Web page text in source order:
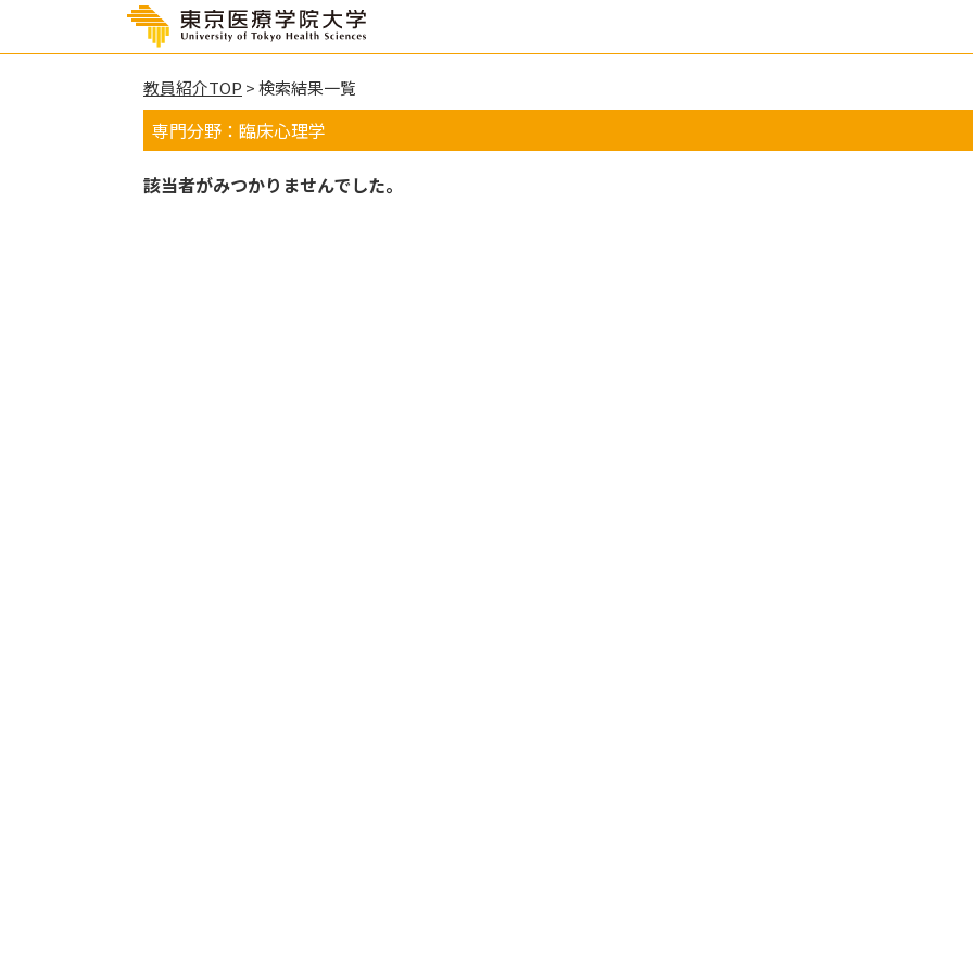
教員紹介TOP > 検索結果一覧
専門分野：臨床心理学
該当者がみつかりませんでした。